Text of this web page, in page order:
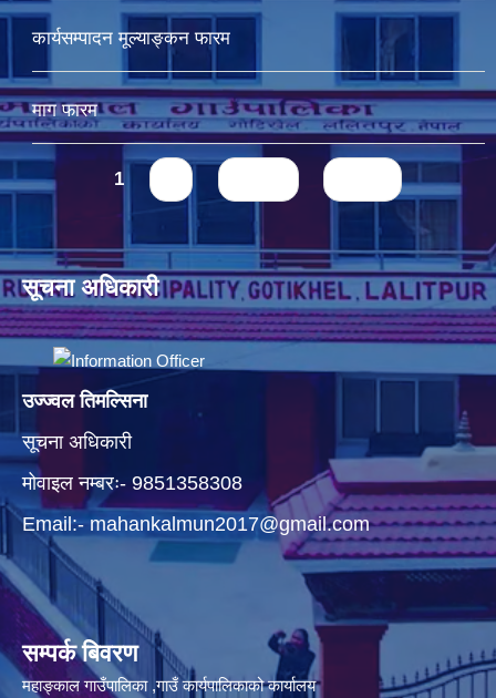
कार्यसम्पादन मूल्याङ्कन फारम
माग फारम
Pages1
सूचना अधिकारी
उज्ज्वल तिमल्सिना
सूचना अधिकारी
मोवाइल नम्बरः- 9851358308
Email:- mahankalmun2017@gmail.com
सम्पर्क बिवरण
महाङ्काल गाउँपालिका ,गाउँ कार्यपालिकाको कार्यालय